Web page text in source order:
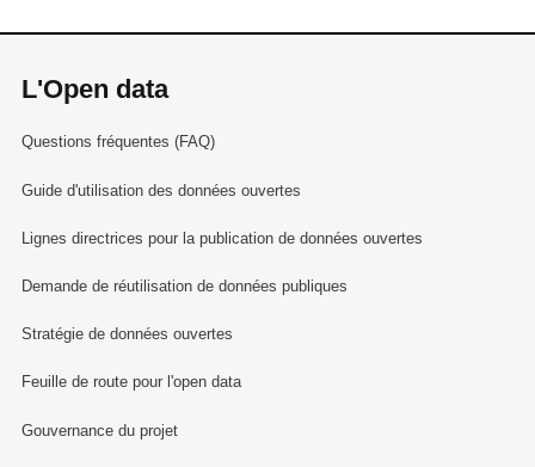
L'Open data
Questions fréquentes (FAQ)
Guide d'utilisation des données ouvertes
Lignes directrices pour la publication de données ouvertes
Demande de réutilisation de données publiques
Stratégie de données ouvertes
Feuille de route pour l'open data
Gouvernance du projet